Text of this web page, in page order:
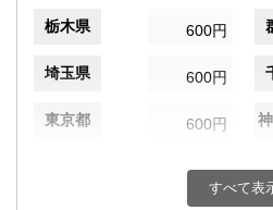
栃木県 600円
埼玉県 600円
東京都 600円
600円
すべて表